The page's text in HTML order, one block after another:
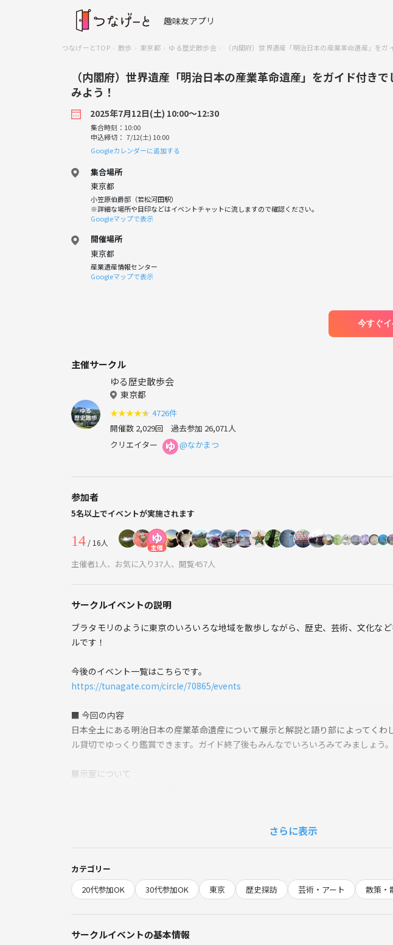
趣味友アプリ
つなげーとTOP 散歩 東京都 ゆる歴史散歩会 （内閣府）世界遺産「明治日本の産業革命遺産」を
（内閣府）世界遺産「明治日本の産業革命遺産」をガイド付き
みよう！
2025年7月12日(土) 10:00〜12:30
集合時刻：10:00
申込締切： 7/12(土) 10:00
Googleカレンダーに追加する
集合場所
東京都
小笠原伯爵邸（若松河田駅）
※詳細な場所や目印などはイベントチャットに流しますので確認ください。
Googleマップで表示
開催場所
東京都
産業遺産情報センター
Googleマップで表示
今すぐイ
主催サークル
ゆる歴史散歩会
東京都
★★★★★ 4726件
開催数 2,029回 過去参加 26,071人
クリエイター
@なかまつ
参加者
5名以上でイベントが実施されます
14 / 16人 主催
主催者1人、お気に入り37人、閲覧457人
サークルイベントの説明
ブラタモリのように東京のいろいろな地域を散歩しながら、歴史、芸術、文化な
ルです！
今後のイベント一覧はこちらです。
https://tunagate.com/circle/70865/events
■ 今回の内容
日本全土にある明治日本の産業革命遺産について展示と解説と語り部によってくわ
ル貸切でゆっくり鑑賞できます。ガイド終了後もみんなでいろいろみてみましょう
展示室について
①集合・自己紹介
②移動
さらに表示
カテゴリー
20代参加OK
30代参加OK 東京 歴史探訪 芸術・アート 散策・
サークルイベントの基本情報